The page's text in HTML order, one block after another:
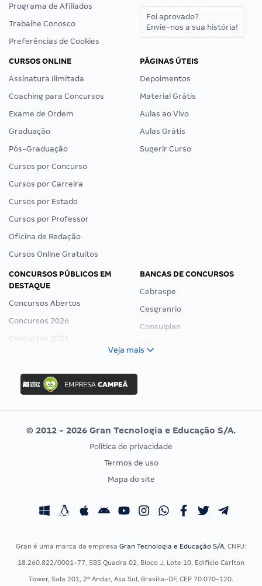
Programa de Afiliados
Trabalhe Conosco
Preferências de Cookies
Foi aprovado?
Envie-nos a sua história!
CURSOS ONLINE
Assinatura Ilimitada
Coaching para Concursos
Exame de Ordem
Graduação
Pós-Graduação
Cursos por Concurso
Cursos por Carreira
Cursos por Estado
Cursos por Professor
Oficina de Redação
Cursos Online Gratuitos
PÁGINAS ÚTEIS
Depoimentos
Material Grátis
Aulas ao Vivo
Aulas Grátis
Sugerir Curso
CONCURSOS PÚBLICOS EM
DESTAQUE
Concursos Abertos
Concursos 2026
Concursos 2025
Concurso Ibama
Concurso MPU
Editais publicados
BANCAS DE CONCURSOS
Cebraspe
Cesgranrio
Consulplan
Vunesp
CONCURSOS POR PROFISSÃO
Concursos Fiscais
Concursos Saúde
EXAME DE ORDEM
Calendário OAB
Veja mais
© 2012 - 2026 Gran Tecnologia e Educação S/A.
Política de privacidade
Termos de uso
Mapa do site
Gran é uma marca da empresa Gran Tecnologia e Educação S/A, CNPJ:
18.260.822/0001-77, SBS Quadra 02, Bloco J, Lote 10, Edifício Carlton
Tower, Sala 201, 2º Andar, Asa Sul, Brasília-DF, CEP 70.070-120.